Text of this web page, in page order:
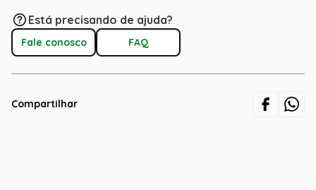
Está precisando de ajuda?
Fale conosco FAQ
Compartilhar